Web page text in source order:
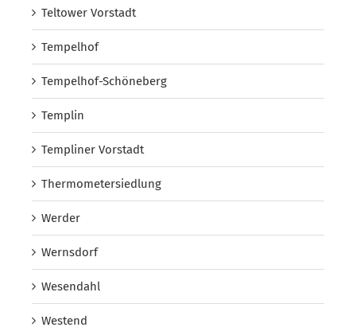
Teltower Vorstadt
Tempelhof
Tempelhof-Schöneberg
Templin
Templiner Vorstadt
Thermometersiedlung
Werder
Wernsdorf
Wesendahl
Westend